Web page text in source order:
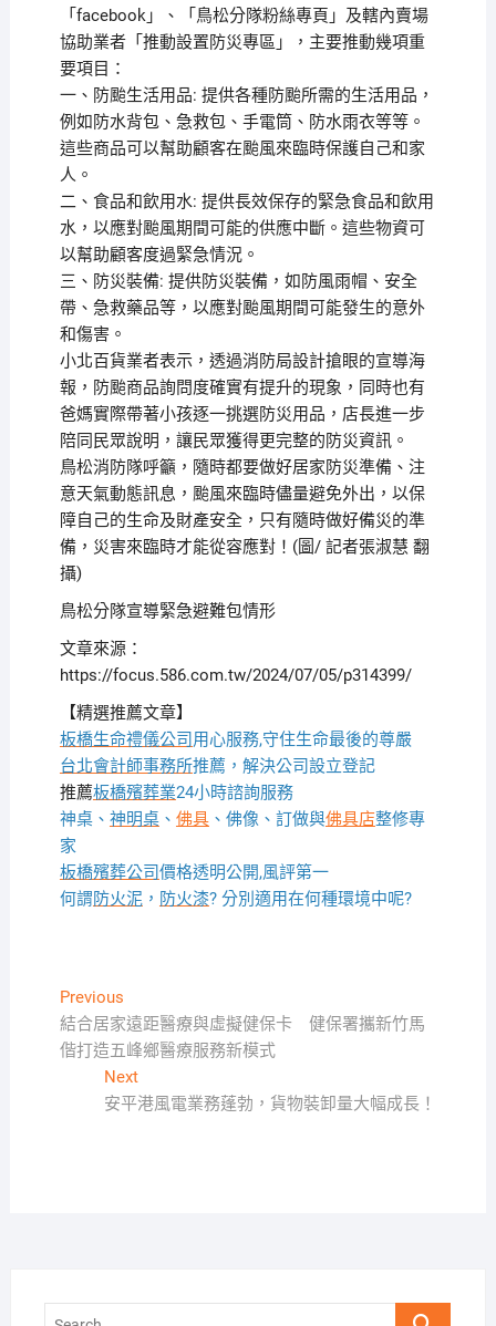
「facebook」、「鳥松分隊粉絲專頁」及轄內賣場
協助業者「推動設置防災專區」，主要推動幾項重
要項目：
一、防颱生活用品: 提供各種防颱所需的生活用品，
例如防水背包、急救包、手電筒、防水雨衣等等。
這些商品可以幫助顧客在颱風來臨時保護自己和家
人。
二、食品和飲用水: 提供長效保存的緊急食品和飲用
水，以應對颱風期間可能的供應中斷。這些物資可
以幫助顧客度過緊急情況。
三、防災裝備: 提供防災裝備，如防風雨帽、安全
帶、急救藥品等，以應對颱風期間可能發生的意外
和傷害。
小北百貨業者表示，透過消防局設計搶眼的宣導海
報，防颱商品詢問度確實有提升的現象，同時也有
爸媽實際帶著小孩逐一挑選防災用品，店長進一步
陪同民眾說明，讓民眾獲得更完整的防災資訊。
鳥松消防隊呼籲，隨時都要做好居家防災準備、注
意天氣動態訊息，颱風來臨時儘量避免外出，以保
障自己的生命及財產安全，只有隨時做好備災的準
備，災害來臨時才能從容應對！(圖/ 記者張淑慧 翻
攝)
鳥松分隊宣導緊急避難包情形
文章來源：
https://focus.586.com.tw/2024/07/05/p314399/
【精選推薦文章】
板橋生命禮儀公司用心服務,守住生命最後的尊嚴
台北會計師事務所推薦，解決公司設立登記
推薦板橋殯葬業24小時諮詢服務
神桌、 神明桌、 佛具、佛像、訂做與佛具店整修專
家
板橋殯葬公司價格透明公開,風評第一
何謂防火泥， 防火漆? 分別適用在何種環境中呢?
文
章
PreviousPrevious
post:
結合居家遠距醫療與虛擬健保卡 健保署攜新竹馬
偕打造五峰鄉醫療服務新模式
NextNext
post:
安平港風電業務蓬勃，貨物裝卸量大幅成長！
Search